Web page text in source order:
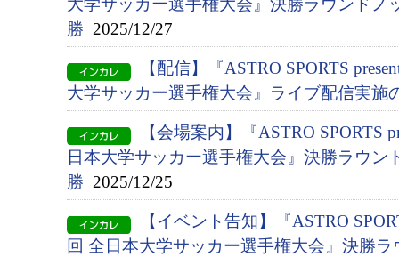
大学サッカー選手権大会』決勝ラウンドノ
勝 2025/12/27
【配信】『ASTRO SPORTS
大学サッカー選手権大会』ライブ配信実施
【会場案内】『ASTRO SPORTS
日本大学サッカー選手権大会』決勝ラウン
勝 2025/12/25
【イベント告知】『ASTRO
回 全日本大学サッカー選手権大会』決勝